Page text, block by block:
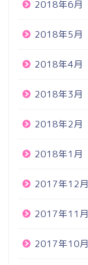
2018年6月
2018年5月
2018年4月
2018年3月
2018年2月
2018年1月
2017年12月
2017年11月
2017年10月